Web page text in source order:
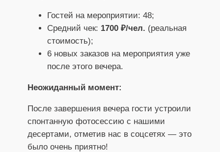
Гостей на мероприятии: 48;
Средний чек: 1700 ₽/чел. (реальная
стоимость);
6 новых заказов на мероприятия уже
после этого вечера.
Неожиданный момент:
После завершения вечера гости устроили
спонтанную фотосессию с нашими
десертами, отметив нас в соцсетях — это
было очень приятно!